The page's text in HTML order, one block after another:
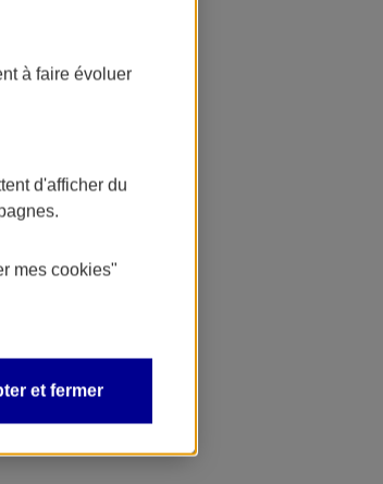
à faire évoluer
d'afficher du
mes cookies"
et fermer